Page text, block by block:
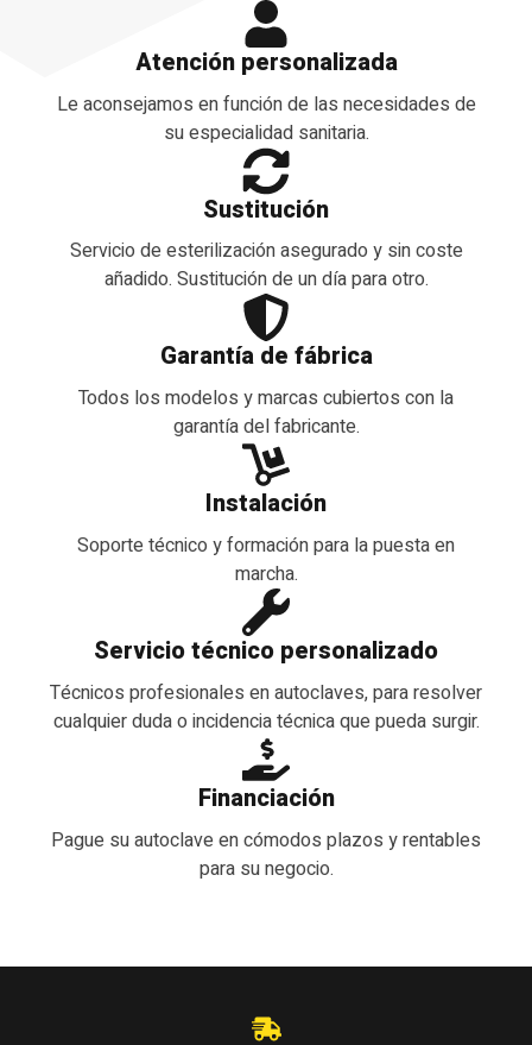
Atención personalizada
Le aconsejamos en función de las necesidades de
su especialidad sanitaria.
Sustitución
Servicio de esterilización asegurado y sin coste
añadido. Sustitución de un día para otro.
Garantía de fábrica
Todos los modelos y marcas cubiertos con la
garantía del fabricante.
Instalación
Soporte técnico y formación para la puesta en
marcha.
Servicio técnico personalizado
Técnicos profesionales en autoclaves, para resolver
cualquier duda o incidencia técnica que pueda surgir.
Financiación
Pague su autoclave en cómodos plazos y rentables
para su negocio.